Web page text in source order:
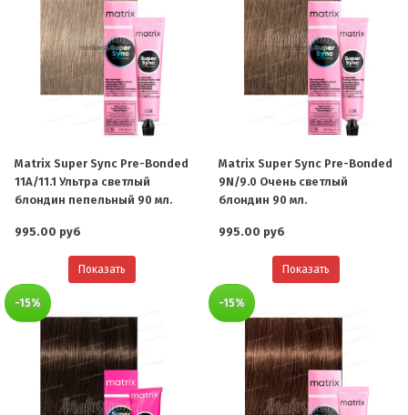
Matrix Super Sync Pre-Bonded
11A/11.1 Ультра светлый
блондин пепельный 90 мл.
995.00 руб
Показать
Matrix Super Sync Pre-Bonded
9N/9.0 Очень светлый
блондин 90 мл.
995.00 руб
Показать
-15% -15%